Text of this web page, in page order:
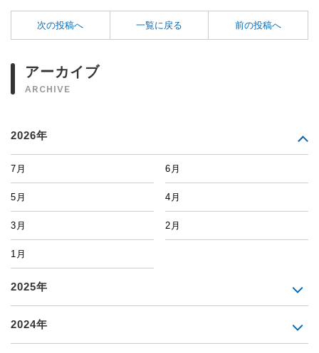
次の投稿へ 一覧に戻る 前の投稿へ
アーカイブ
ARCHIVE
2026年
7月 6月
5月 4月
3月 2月
1月
2025年
2024年